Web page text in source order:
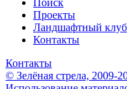
Проекты
Ландшафтный клуб
Контакты
Контакты
© Зелёная стрела, 2009-